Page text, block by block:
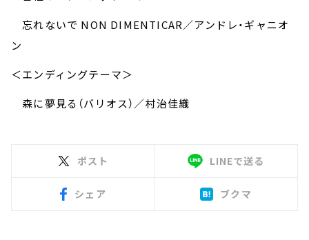
忘れないで NON DIMENTICAR／アンドレ・ギャニオ
ン
＜エンディングテーマ＞
森に夢見る（バリオス）／村治佳織
ポスト LINEで送る
シェア ブクマ